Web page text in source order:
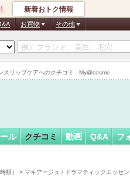
リップケアへのクチコミ - My@cosme
新着おトク情報
お買物 その他
ル クチコミ 動画 Q&A フ
順） > マキアージュ / ドラマティックエッセ